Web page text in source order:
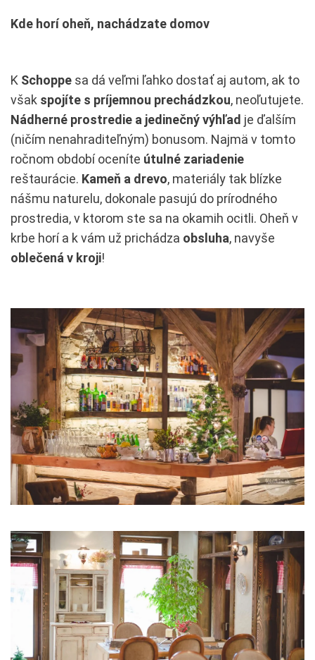
Kde horí oheň, nachádzate domov
K Schoppe sa dá veľmi ľahko dostať aj autom, ak to
však spojíte s príjemnou prechádzkou, neoľutujete.
Nádherné prostredie a jedinečný výhľad je ďalším
(ničím nenahraditeľným) bonusom. Najmä v tomto
ročnom období oceníte útulné zariadenie
reštaurácie. Kameň a drevo, materiály tak blízke
nášmu naturelu, dokonale pasujú do prírodného
prostredia, v ktorom ste sa na okamih ocitli. Oheň v
krbe horí a k vám už prichádza obsluha, navyše
oblečená v kroji!